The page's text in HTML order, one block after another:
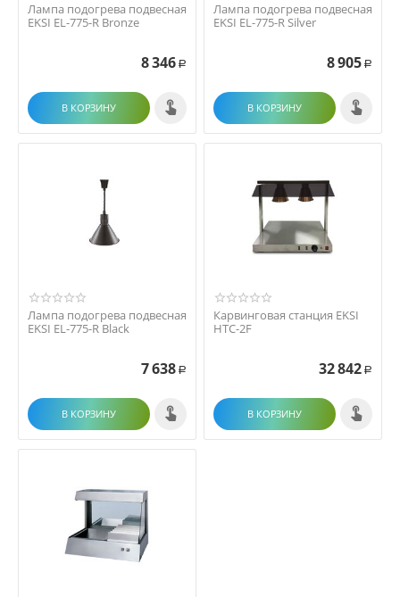
Лампа подогрева подвесная
EKSI EL-775-R Bronze
8 346 Р
В КОРЗИНУ
Лампа подогрева подвесная
EKSI EL-775-R Silver
8 905 Р
В КОРЗИНУ
Лампа подогрева подвесная
EKSI EL-775-R Black
7 638 Р
В КОРЗИНУ
Карвинговая станция EKSI
HTC-2F
32 842 Р
В КОРЗИНУ